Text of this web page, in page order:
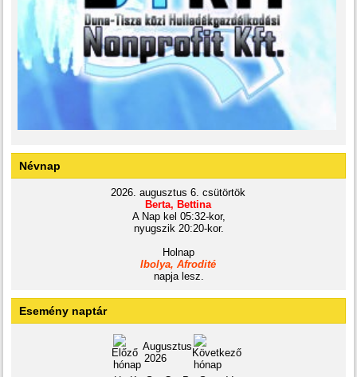
Névnap
2026. augusztus 6. csütörtök
Berta, Bettina
A Nap kel 05:32-kor,
nyugszik 20:20-kor.
Holnap
Ibolya, Afrodité
napja lesz.
Esemény naptár
Augusztus
2026